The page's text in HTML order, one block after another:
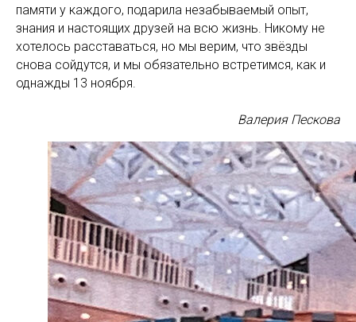
памяти у каждого, подарила незабываемый опыт,
знания и настоящих друзей на всю жизнь. Никому не
хотелось расставаться, но мы верим, что звёзды
снова сойдутся, и мы обязательно встретимся, как и
однажды 13 ноября.
Валерия Пескова